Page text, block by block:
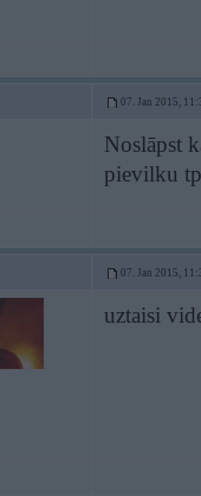
07. Jan 2015,
Noslāpst
pievilku
07. Jan 2015,
uztaisi